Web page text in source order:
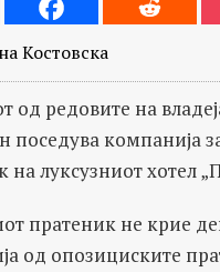
Костовска
од редовите на
поседува компанија
на луксузниот хотел
пратеник не крие
од опозициските